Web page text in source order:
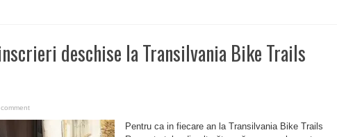
deschise la Transilvania Bike Trails
Pentru ca in fiecare an la Transilvania Bike Trails